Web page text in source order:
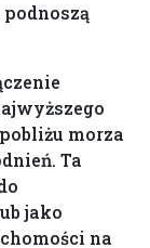
morza
Ta
jako
na